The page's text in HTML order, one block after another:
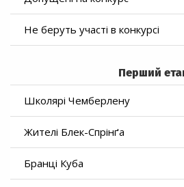
Не беруть участі в конкурсі
Перший
Школярі Чемберлену
Жителі Блек-Спрінґа
Бранці Куба